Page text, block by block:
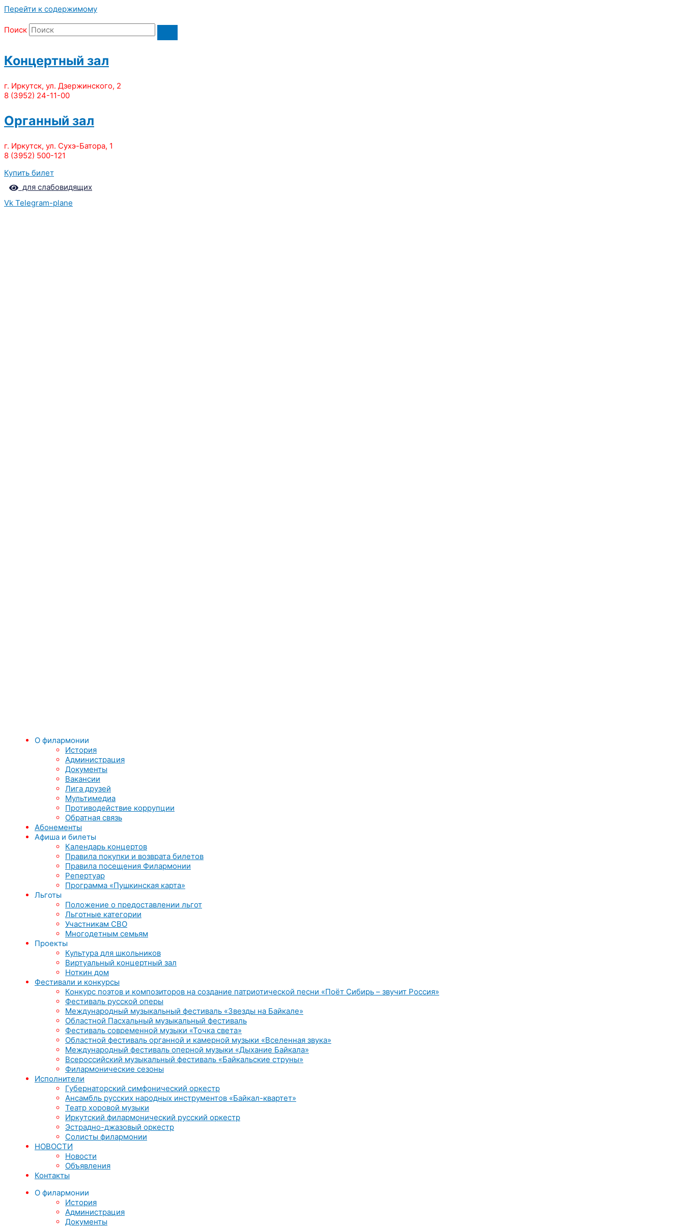
Перейти к содержимому
Поиск
Концертный зал
г. Иркутск, ул. Дзержинского, 2
8 (3952) 24-11-00
Органный зал
г. Иркутск, ул. Сухэ-Батора, 1
8 (3952) 500-121
Купить билет
для слабовидящих
Vk Telegram-plane
О филармонии
История
Администрация
Документы
Вакансии
Лига друзей
Мультимедиа
Противодействие коррупции
Обратная связь
Абонементы
Афиша и билеты
Календарь концертов
Правила покупки и возврата билетов
Правила посещения Филармонии
Репертуар
Программа «Пушкинская карта»
Льготы
Положение о предоставлении льгот
Льготные категории
Участникам СВО
Многодетным семьям
Проекты
Культура для школьников
Виртуальный концертный зал
Ноткин дом
Фестивали и конкурсы
Конкурс поэтов и композиторов на создание патриотической песни «Поёт Сибирь – звучит Россия»
Фестиваль русской оперы
Международный музыкальный фестиваль «Звезды на Байкале»
Областной Пасхальный музыкальный фестиваль
Фестиваль современной музыки «Точка света»
Областной фестиваль органной и камерной музыки «Вселенная звука»
Международный фестиваль оперной музыки «Дыхание Байкала»
Всероссийский музыкальный фестиваль «Байкальские струны»
Филармонические сезоны
Исполнители
Губернаторский симфонический оркестр
Ансамбль русских народных инструментов «Байкал-квартет»
Театр хоровой музыки
Иркутский филармонический русский оркестр
Эстрадно-джазовый оркестр
Солисты филармонии
НОВОСТИ
Новости
Объявления
Контакты
О филармонии
История
Администрация
Документы